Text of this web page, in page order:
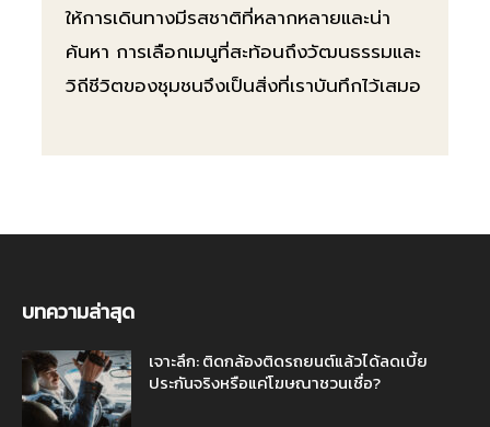
ให้การเดินทางมีรสชาติที่หลากหลายและน่า
ค้นหา การเลือกเมนูที่สะท้อนถึงวัฒนธรรมและ
วิถีชีวิตของชุมชนจึงเป็นสิ่งที่เราบันทึกไว้เสมอ
บทความล่าสุด
เจาะลึก: ติดกล้องติดรถยนต์แล้วได้ลดเบี้ย
ประกันจริงหรือแค่โฆษณาชวนเชื่อ?